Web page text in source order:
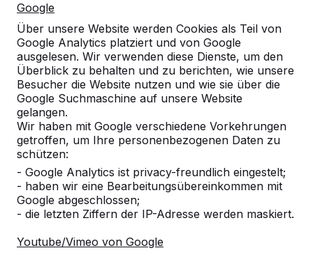
Google
Über unsere Website werden Cookies als Teil von
Google Analytics platziert und von Google
ausgelesen. Wir verwenden diese Dienste, um den
Überblick zu behalten und zu berichten, wie unsere
Besucher die Website nutzen und wie sie über die
Google Suchmaschine auf unsere Website
gelangen.
Wir haben mit Google verschiedene Vorkehrungen
getroffen, um Ihre personenbezogenen Daten zu
schützen:
- Google Analytics ist privacy-freundlich eingestelt;
- haben wir eine Bearbeitungsübereinkommen mit
Google abgeschlossen;
- die letzten Ziffern der IP-Adresse werden maskiert.
Youtube/Vimeo von Google
Unsere Produkte finden Sie in ganz Europa
und darüber hinaus. Sehen Sie hier, wo Sie
ein HeBlad-Produkt in Ihrer Nähe finden.
Produkt
Alles anzeigen
Kategorie
Alles anzeigen
Ort oder Postleitzahl suchen